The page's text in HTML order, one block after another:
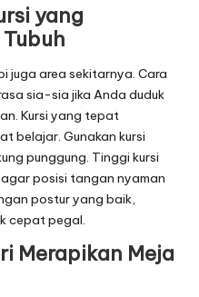
yang
juga area sekitarnya. Cara
sia-sia jika Anda duduk
Kursi yang tepat
belajar. Gunakan kursi
punggung. Tinggi kursi
posisi tangan nyaman
postur yang baik,
cepat pegal.
Merapikan Meja